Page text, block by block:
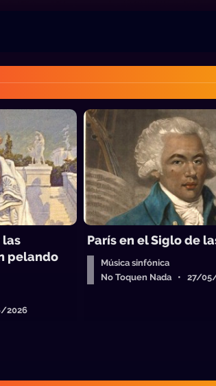
las
pelando
2026
París en el Siglo de
Música sinfónica
No Toquen Nada • 27/